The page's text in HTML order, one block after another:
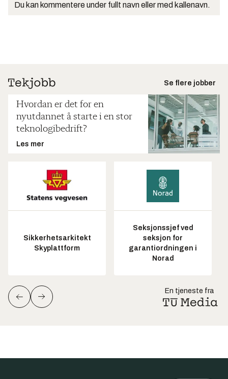
Du kan kommentere under fullt navn eller med kallenavn.
Se flere jobber
Hvordan er det for en
nyutdannet å starte i en stor
teknologibedrift?
Les mer
Sikkerhetsarkitekt
Skyplattform
Seksjonssjef ved
seksjon for
garantiordningen i
Norad
En tjeneste fra